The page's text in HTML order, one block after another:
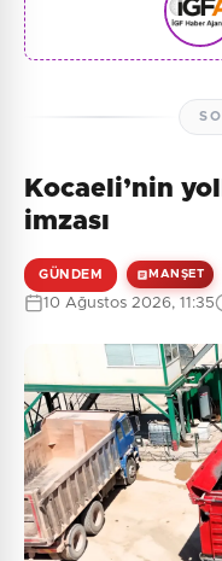
Kocaeli’nin
imzası
GÜNDEM MANŞET
10 Ağustos 2026, 11:35